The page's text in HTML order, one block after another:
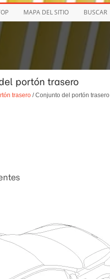
MAPA DEL SITIO BUSCAR
portón trasero
trasero/ Conjunto del portón trasero